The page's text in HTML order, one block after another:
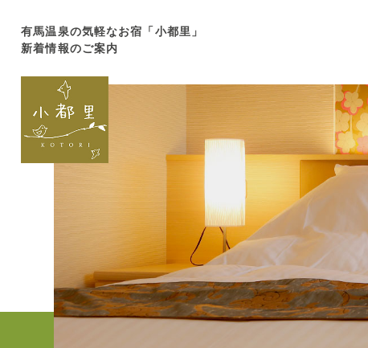
有馬温泉の気軽なお宿「小都里」
新着情報のご案内